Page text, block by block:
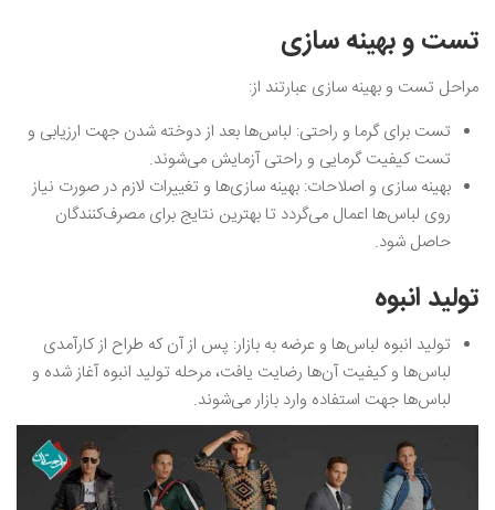
تست و بهینه سازی
مراحل تست و بهینه سازی عبارتند از:
تست برای گرما و راحتی: لباس‌ها بعد از دوخته شدن جهت ارزیابی و
تست کیفیت گرمایی و راحتی آزمایش می‌شوند.
بهینه سازی و اصلاحات: بهینه سازی‌ها و تغییرات لازم در صورت نیاز
روی لباس‌ها اعمال می‌گردد تا بهترین نتایج برای مصرف‌کنندگان
حاصل شود.
تولید انبوه
تولید انبوه لباس‌ها و عرضه به بازار: پس از آن که طراح از کارآمدی
لباس‌ها و کیفیت آن‌ها رضایت یافت، مرحله تولید انبوه آغاز شده و
لباس‌ها جهت استفاده وارد بازار می‌شوند.